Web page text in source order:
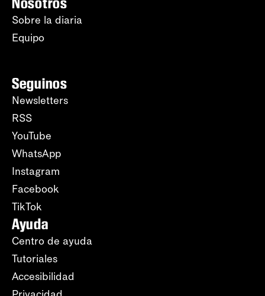
Sobre la diaria
Equipo
Seguinos
Newsletters
RSS
YouTube
WhatsApp
Instagram
Facebook
TikTok
Ayuda
Centro de ayuda
Tutoriales
Accesibilidad